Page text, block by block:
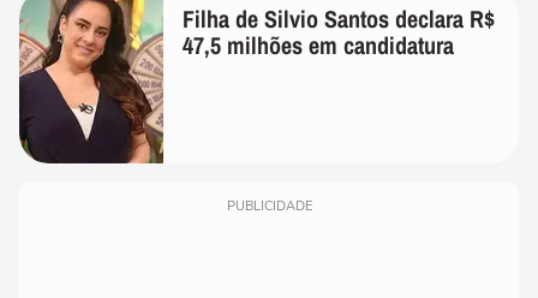
Filha de Silvio Santos declara R$
47,5 milhões em candidatura
PUBLICIDADE